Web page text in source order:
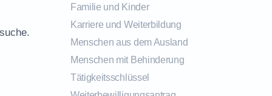
Familie und Kinder
Karriere und Weiterbildung
Menschen aus dem Ausland
Menschen mit Behinderung
Tätigkeitsschlüssel